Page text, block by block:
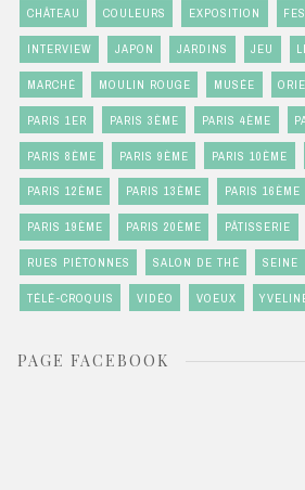
CHÂTEAU COULEURS EXPOSITION
INTERVIEW JAPON JARDINS JEU
MARCHÉ MOULIN ROUGE MUSÉE
PARIS 1ER PARIS 3ÈME PARIS 4ÈME
PARIS 8ÈME PARIS 9ÈME PARIS 10ÈME
PARIS 12ÈME PARIS 13ÈME PARIS 16ÈME
PARIS 19ÈME PARIS 20ÈME PÂTISSERIE
RUES PIÉTONNES SALON DE THÉ SEINE
TÉLÉ-CROQUIS VIDÉO VOEUX
PAGE FACEBOOK